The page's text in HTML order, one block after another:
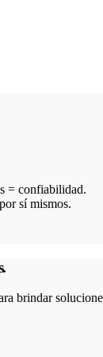
= confiabilidad.
sí mismos.
brindar